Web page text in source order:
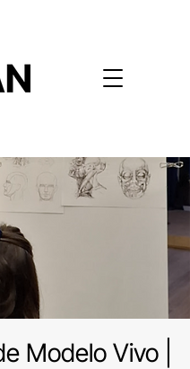
Modelo Vivo |